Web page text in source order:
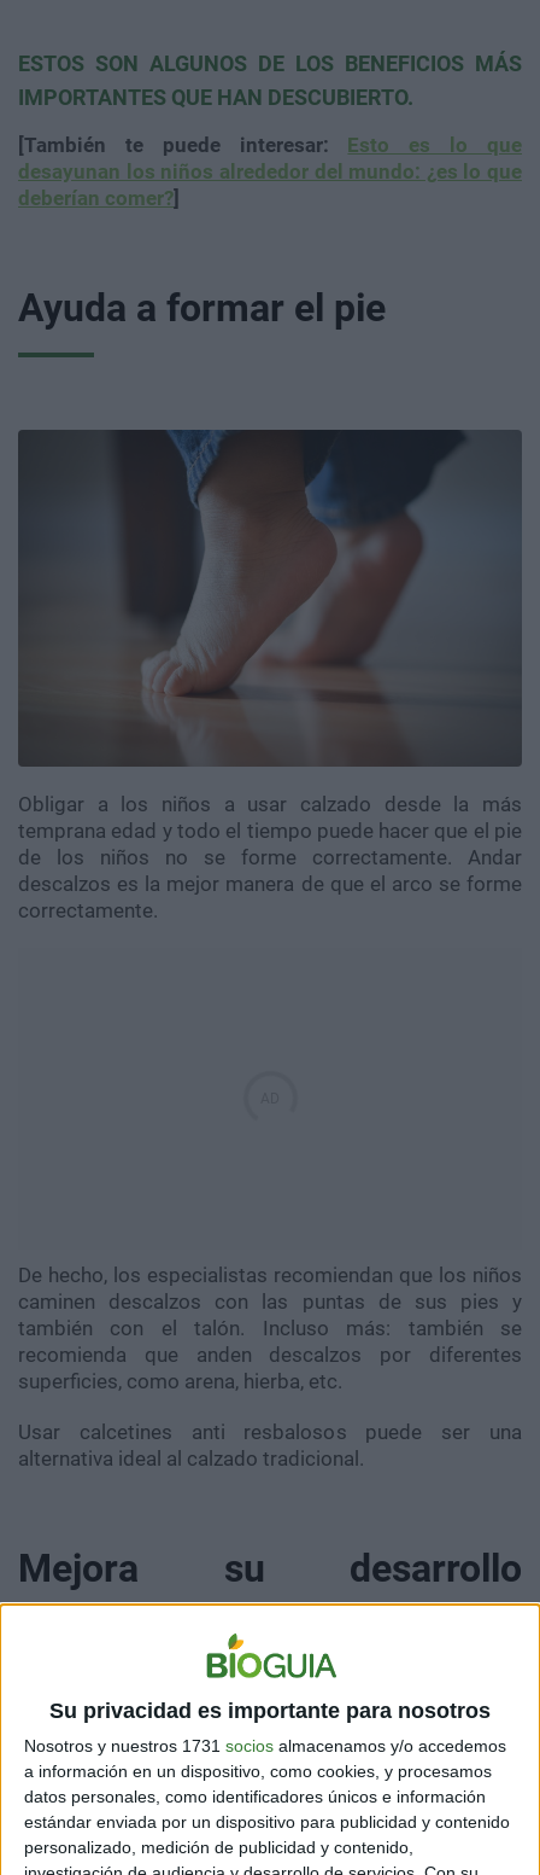
Su privacidad es importante para nosotros
Nosotros y nuestros 1731 socios almacenamos y/o accedemos
a información en un dispositivo, como cookies, y procesamos
datos personales, como identificadores únicos e información
estándar enviada por un dispositivo para publicidad y contenido
personalizado, medición de publicidad y contenido,
ESTOS SON ALGUNOS DE LOS BENEFICIOS MÁS
IMPORTANTES QUE HAN DESCUBIERTO.
[También te puede interesar: Esto es lo que
desayunan los niños alrededor del mundo: ¿es lo que
deberían comer?]
Ayuda a formar el pie
Obligar a los niños a usar calzado desde la más
temprana edad y todo el tiempo puede hacer que el pie
de los niños no se forme correctamente. Andar
descalzos es la mejor manera de que el arco se forme
correctamente.
De hecho, los especialistas recomiendan que los niños
caminen descalzos con las puntas de sus pies y
también con el talón. Incluso más: también se
recomienda que anden descalzos por diferentes
superficies, como arena, hierba, etc.
Usar calcetines anti resbalosos puede ser una
alternativa ideal al calzado tradicional.
Mejora su desarrollo
intelectual
Diferentes estudios afirman que el hecho de caminar
descalzos también ayuda a los niños a desarrollarse
intelectualmente. Es que los pies tienen muchas
terminaciones nerviosas. De hecho, en los primeros
meses de vida son más sensibles que las manos.